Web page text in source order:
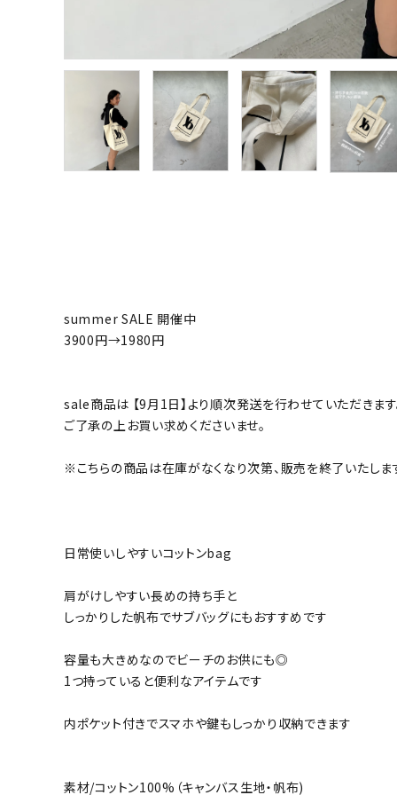
summer SALE 開催中
3900円→1980円
sale商品は 【9月1日】より順次発送を行わせていただきます
ご了承の上お買い求めくださいませ。
※こちらの商品は在庫がなくなり次第、販売を終了いたしま
日常使いしやすいコットンbag
肩がけしやすい長めの持ち手と
しっかりした帆布でサブバッグにもおすすめです
容量も大きめなのでビーチのお供にも◎
1つ持っていると便利なアイテムです
内ポケット付きでスマホや鍵もしっかり収納できます
素材/コットン100%（キャンバス生地・帆布)